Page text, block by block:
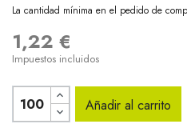
La cantidad mínima en el pedido de
1,22 €
Impuestos incluidos
Añadir al carrito